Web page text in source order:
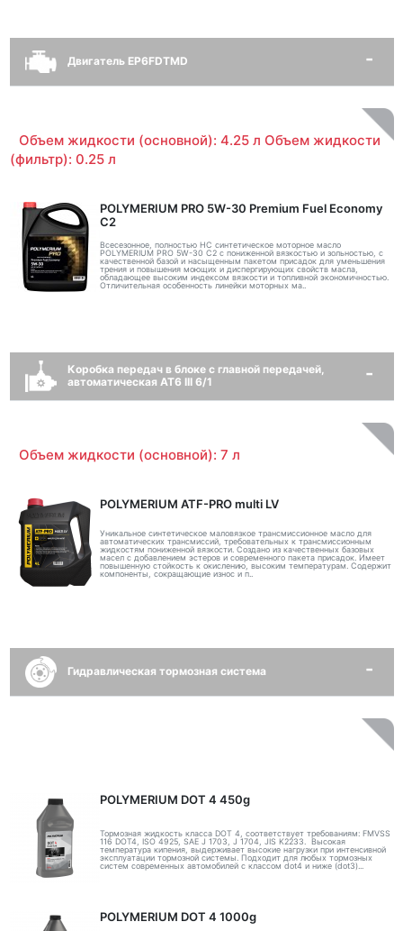
Двигатель EP6FDTMD
Объем жидкости (основной): 4.25 л Объем жидкости
(фильтр): 0.25 л
POLYMERIUM PRO 5W-30 Premium Fuel Economy
С2
Всесезонное, полностью HC синтетическое моторное масло
POLYMERIUM PRO 5W-30 C2 с пониженной вязкостью и зольностью, с
качественной базой и насыщенным пакетом присадок для уменьшения
трения и повышения моющих и диспергирующих свойств масла,
обладающее высоким индексом вязкости и топливной экономичностью.
Отличительная особенность линейки моторных ма..
Коробка передач в блоке с главной передачей,
автоматическая AT6 III 6/1
Объем жидкости (основной): 7 л
POLYMERIUM ATF-PRO multi LV
Уникальное синтетическое маловязкое трансмиссионное масло для
автоматических трансмиссий, требовательных к трансмиссионным
жидкостям пониженной вязкости. Создано из качественных базовых
масел с добавлением эстеров и современного пакета присадок. Имеет
повышенную стойкость к окислению, высоким температурам. Содержит
компоненты, сокращающие износ и п..
Гидравлическая тормозная система
POLYMERIUM DOT 4 450g
Тормозная жидкость класса DOT 4, соответствует требованиям: FMVSS
116 DOT4, ISO 4925, SAE J 1703, J 1704, JIS K2233. Высокая
температура кипения, выдерживает высокие нагрузки при интенсивной
эксплуатации тормозной системы. Подходит для любых тормозных
систем современных автомобилей с классом dot4 и ниже (dot3)...
POLYMERIUM DOT 4 1000g